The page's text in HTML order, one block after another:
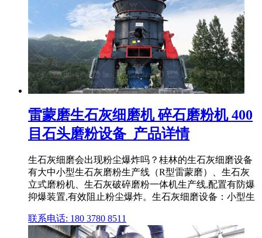
雷蒙磨生石灰细磨机 碎石磨粉机 400
目石头磨粉设备_产品详情
生石灰细磨会出现粉尘爆炸吗？桂林的生石灰细磨设备
有大中小型生石灰磨粉生产线（R型雷蒙磨）、生石灰
立式磨粉机、生石灰破碎磨粉一体机生产线,配置有防爆
抑爆装置,有效阻止粉尘爆炸。生石灰细磨设备：小型生
联系电话: 180 3780 8511